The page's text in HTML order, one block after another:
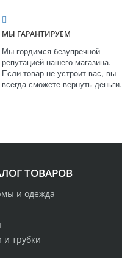
МЫ ГАРАНТИРУЕМ
Мы гордимся безупречной
репутацией нашего магазина.
Если товар не устроит вас, вы
всегда сможете вернуть деньги.
ТОВАРОВ
и одежда
и трубки